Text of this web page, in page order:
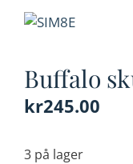
Buffalo
kr245.00
3 på lager